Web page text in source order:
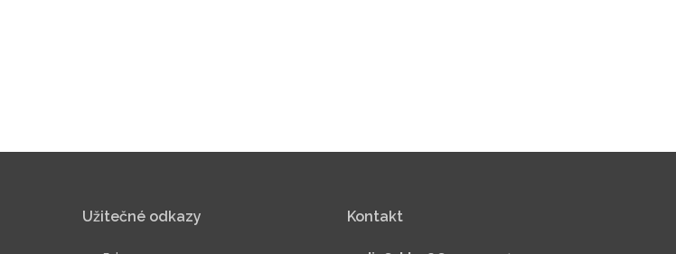
Užitečné odkazy Kontakt